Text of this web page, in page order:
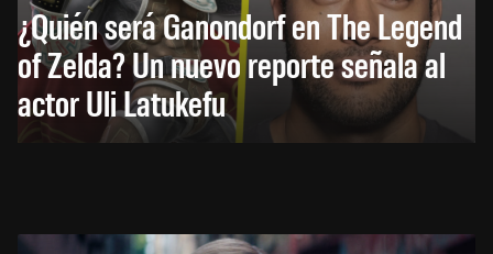
¿Quién será Ganondorf en The Legend
of Zelda? Un nuevo reporte señala al
actor Uli Latukefu